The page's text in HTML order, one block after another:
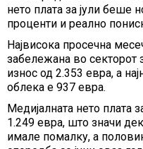
нето плата за јули беше
проценти и реално
Највисока просечна
забележана во секторот
износ од 2.353 евра, а
облека е 937 евра.
Медијалната нето плата
1.249 евра, што значи
имале помалку, а